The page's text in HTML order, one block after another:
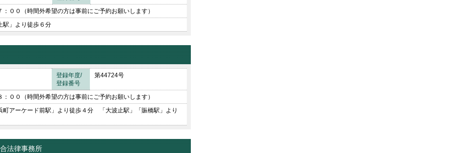
：００（時間外希望の方は事前にご予約お願いします）
駅」より徒歩６分
登録年度/
登録番号
第44724号
：００（時間外希望の方は事前にご予約お願いします）
町アーケード前駅」より徒歩４分 「大波止駅」「賑橋駅」より
法律事務所